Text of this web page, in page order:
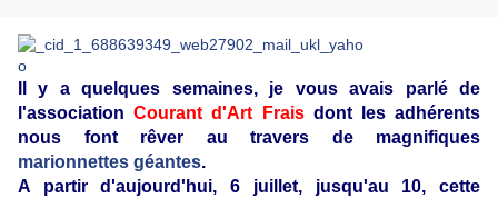
Il y a quelques semaines, je vous avais parlé de
l'associationCourant d'Art Fraisdont les adhérents
nous font rêver au travers de magnifiques
marionnettes géantes.
A partir d'aujourd'hui, 6 juillet, jusqu'au 10, cette